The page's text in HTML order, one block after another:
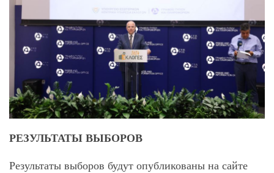
РЕЗУЛЬТАТЫ ВЫБОРОВ
Результаты выборов будут опубликованы на сайте